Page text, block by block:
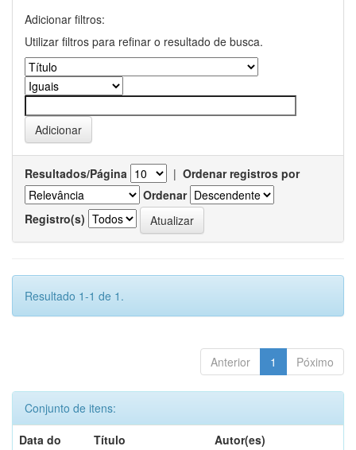
Adicionar filtros:
Utilizar filtros para refinar o resultado de busca.
Resultados/Página | Ordenar registros por
Ordenar
Registro(s)
Resultado 1-1 de 1.
Anterior 1 Póximo
Conjunto de itens:
Data do
Título Autor(es)